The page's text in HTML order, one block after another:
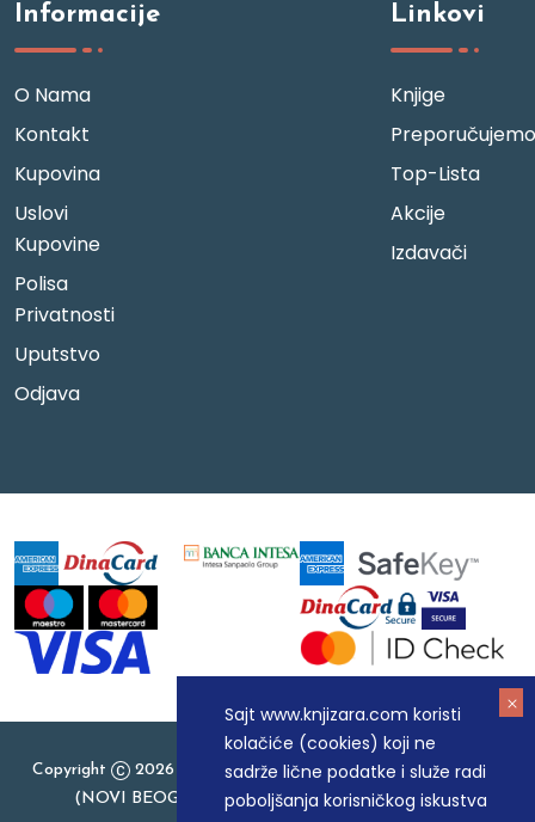
Sajt www.knjizara.com koristi
kolačiće (cookies) koji ne
sadrže lične podatke i služe radi
poboljšanja korisničkog iskustva
Informacije
O Nama
Kontakt
Kupovina
Uslovi
Kupovine
Polisa
Privatnosti
Uputstvo
Odjava
Linkovi
Knjige
Preporučujemo
Top-Lista
Akcije
Izdavači
Copyright
2026 Knjizara.com - MAKART DOO BEOGRAD
(NOVI BEOGRAD), PIB: 105184104, MB: 20337524